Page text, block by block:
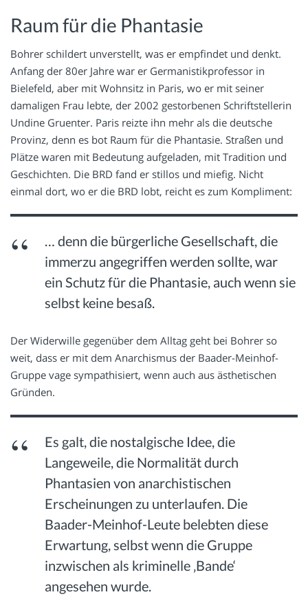
Raum für die Phantasie
Bohrer schildert unverstellt, was er empfindet und denkt.
Anfang der 80er Jahre war er Germanistikprofessor in
Bielefeld, aber mit Wohnsitz in Paris, wo er mit seiner
damaligen Frau lebte, der 2002 gestorbenen Schriftstellerin
Undine Gruenter. Paris reizte ihn mehr als die deutsche
Provinz, denn es bot Raum für die Phantasie. Straßen und
Plätze waren mit Bedeutung aufgeladen, mit Tradition und
Geschichten. Die BRD fand er stillos und miefig. Nicht
einmal dort, wo er die BRD lobt, reicht es zum Kompliment:
… denn die bürgerliche Gesellschaft, die
immerzu angegriffen werden sollte, war
ein Schutz für die Phantasie, auch wenn sie
selbst keine besaß.
Der Widerwille gegenüber dem Alltag geht bei Bohrer so
weit, dass er mit dem Anarchismus der Baader-Meinhof-
Gruppe vage sympathisiert, wenn auch aus ästhetischen
Gründen.
Es galt, die nostalgische Idee, die
Langeweile, die Normalität durch
Phantasien von anarchistischen
Erscheinungen zu unterlaufen. Die
Baader-Meinhof-Leute belebten diese
Erwartung, selbst wenn die Gruppe
inzwischen als kriminelle ‚Bande‘
angesehen wurde.